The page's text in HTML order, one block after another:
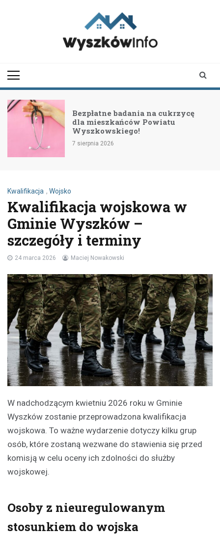
Bezpłatne badania na cukrzycę
dla mieszkańców Powiatu
Wyszkowskiego!
7 sierpnia 2026
Kwalifikacja , Wojsko
Kwalifikacja wojskowa w
Gminie Wyszków –
szczegóły i terminy
24 marca 2026 Maciej Nowakowski
W nadchodzącym kwietniu 2026 roku w Gminie
Wyszków zostanie przeprowadzona kwalifikacja
wojskowa. To ważne wydarzenie dotyczy kilku grup
osób, które zostaną wezwane do stawienia się przed
komisją w celu oceny ich zdolności do służby
wojskowej.
Osoby z nieuregulowanym
stosunkiem do wojska